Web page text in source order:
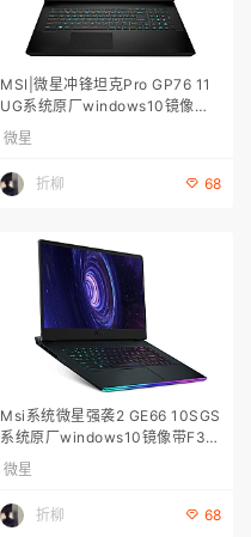
MSI|微星冲锋坦克Pro GP76 11
UG系统原厂windows10镜像带F
3一键恢复 微星原厂系统下载；
微星系统恢复出厂
微星
折柳 68
Msi系统微星强袭2 GE66 10SGS
系统原厂windows10镜像带F3一
键恢复 微星原厂系统下载；微星
系统恢复出厂
微星
折柳 68